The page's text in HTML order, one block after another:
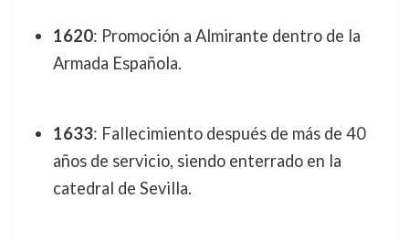
1620: Promoción a Almirante dentro de la
Armada Española.
1633: Fallecimiento después de más de 40
años de servicio, siendo enterrado en la
catedral de Sevilla.